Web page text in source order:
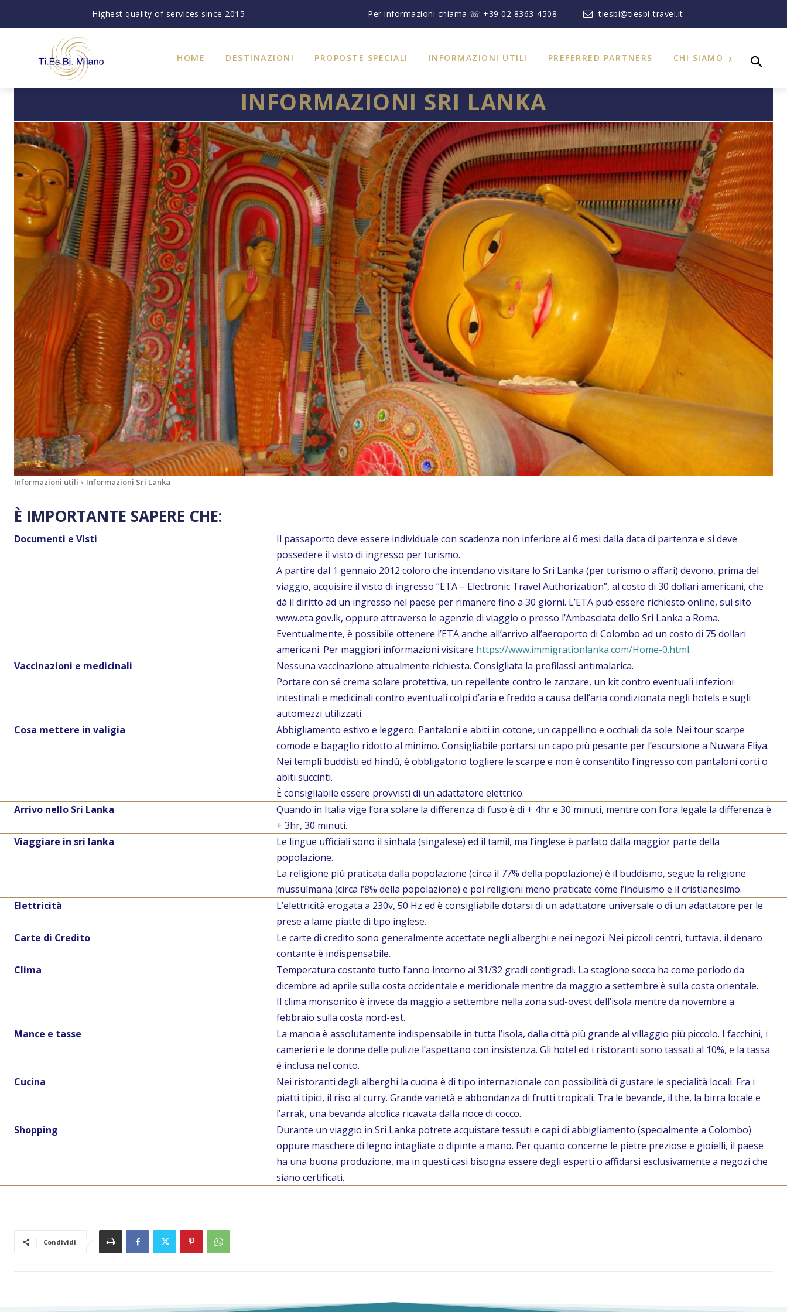
Highest quality of services since 2015 Per informazioni chiama ☏ +39 02 8363-4508 tiesbi@tiesbi-travel.it
HOME DESTINAZIONI PROPOSTE SPECIALI INFORMAZIONI UTILI PREFERRED PARTNERS CHI SIAMO
INFORMAZIONI SRI LANKA
Informazioni utili Informazioni Sri Lanka
È IMPORTANTE SAPERE CHE:
Documenti e Visti
Il passaporto deve essere individuale con scadenza non inferiore ai 6 mesi dalla data di partenza e si deve
possedere il visto di ingresso per turismo.
A partire dal 1 gennaio 2012 coloro che intendano visitare lo Sri Lanka (per turismo o affari) devono, prima del
viaggio, acquisire il visto di ingresso “ETA – Electronic Travel Authorization”, al costo di 30 dollari americani, che
dà il diritto ad un ingresso nel paese per rimanere fino a 30 giorni. L’ETA può essere richiesto online, sul sito
www.eta.gov.lk, oppure attraverso le agenzie di viaggio o presso l’Ambasciata dello Sri Lanka a Roma.
Eventualmente, è possibile ottenere l’ETA anche all’arrivo all’aeroporto di Colombo ad un costo di 75 dollari
americani. Per maggiori informazioni visitare https://www.immigrationlanka.com/Home-0.html.
Vaccinazioni e medicinali
Nessuna vaccinazione attualmente richiesta. Consigliata la profilassi antimalarica.
Portare con sé crema solare protettiva, un repellente contro le zanzare, un kit contro eventuali infezioni
intestinali e medicinali contro eventuali colpi d’aria e freddo a causa dell’aria condizionata negli hotels e sugli
automezzi utilizzati.
Cosa mettere in valigia
Abbigliamento estivo e leggero. Pantaloni e abiti in cotone, un cappellino e occhiali da sole. Nei tour scarpe
comode e bagaglio ridotto al minimo. Consigliabile portarsi un capo più pesante per l’escursione a Nuwara Eliya.
Nei templi buddisti ed hindú, è obbligatorio togliere le scarpe e non è consentito l’ingresso con pantaloni corti o
abiti succinti.
È consigliabile essere provvisti di un adattatore elettrico.
Arrivo nello Sri Lanka
Quando in Italia vige l’ora solare la differenza di fuso è di + 4hr e 30 minuti, mentre con l’ora legale la differenza è
+ 3hr, 30 minuti.
Viaggiare in sri lanka
Le lingue ufficiali sono il sinhala (singalese) ed il tamil, ma l’inglese è parlato dalla maggior parte della
popolazione.
La religione più praticata dalla popolazione (circa il 77% della popolazione) è il buddismo, segue la religione
mussulmana (circa l’8% della popolazione) e poi religioni meno praticate come l’induismo e il cristianesimo.
Elettricità
L’elettricità erogata a 230v, 50 Hz ed è consigliabile dotarsi di un adattatore universale o di un adattatore per le
prese a lame piatte di tipo inglese.
Carte di Credito
Le carte di credito sono generalmente accettate negli alberghi e nei negozi. Nei piccoli centri, tuttavia, il denaro
contante è indispensabile.
Clima
Temperatura costante tutto l’anno intorno ai 31/32 gradi centigradi. La stagione secca ha come periodo da
dicembre ad aprile sulla costa occidentale e meridionale mentre da maggio a settembre è sulla costa orientale.
Il clima monsonico è invece da maggio a settembre nella zona sud-ovest dell’isola mentre da novembre a
febbraio sulla costa nord-est.
Mance e tasse
La mancia è assolutamente indispensabile in tutta l’isola, dalla città più grande al villaggio più piccolo. I facchini, i
camerieri e le donne delle pulizie l’aspettano con insistenza. Gli hotel ed i ristoranti sono tassati al 10%, e la tassa
è inclusa nel conto.
Cucina
Nei ristoranti degli alberghi la cucina è di tipo internazionale con possibilità di gustare le specialità locali. Fra i
piatti tipici, il riso al curry. Grande varietà e abbondanza di frutti tropicali. Tra le bevande, il the, la birra locale e
l’arrak, una bevanda alcolica ricavata dalla noce di cocco.
Shopping
Durante un viaggio in Sri Lanka potrete acquistare tessuti e capi di abbigliamento (specialmente a Colombo)
oppure maschere di legno intagliate o dipinte a mano. Per quanto concerne le pietre preziose e gioielli, il paese
ha una buona produzione, ma in questi casi bisogna essere degli esperti o affidarsi esclusivamente a negozi che
siano certificati.
Condividi